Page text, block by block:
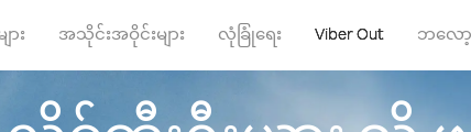
း အသိုင်းအဝိုင်းများ လုံခြုံရေး Viber Out ဘလေ